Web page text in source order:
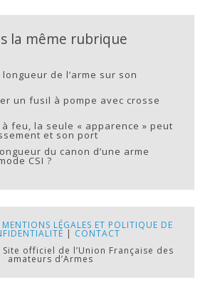
la même rubrique
de l’arme sur son
un fusil à pompe avec crosse
feu, la seule « apparence » peut
et son port
du canon d’une arme
CSI ?
MENTIONS LÉGALES ET POLITIQUE DE
| CONTACT
officiel de l’Union Française des
amateurs d’Armes